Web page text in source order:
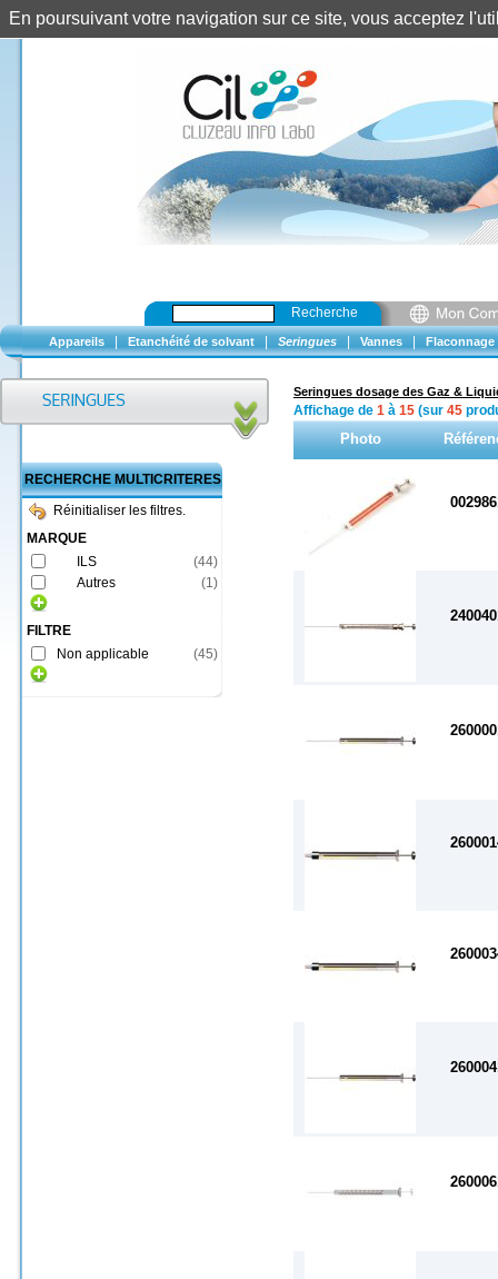
Recherche
Appareils Etanchéité de solvant Seringues Vannes Flaconnage
RECHERCHE MULTICRITERES
Réinitialiser les filtres.
MARQUE
ILS
(44)
Autres
(1)
FILTRE
Non applicable
(45)
Seringues dosage des Gaz &
Affichage de 1 à 15 (sur 45
Photo
En poursuivant votre navigation sur ce site, vous acceptez